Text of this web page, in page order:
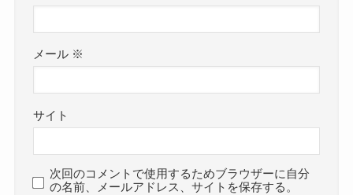
メール ※
サイト
次回のコメントで使用するためブラウザーに自分
の名前、メールアドレス、サイトを保存する。